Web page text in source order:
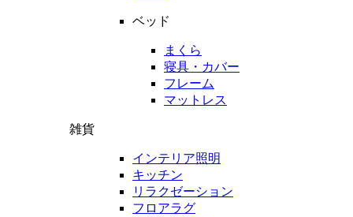
ベッド
まくら
寝具・カバー
フレーム
マットレス
雑貨
インテリア照明
キッチン
リラクゼーション
フロアラグ